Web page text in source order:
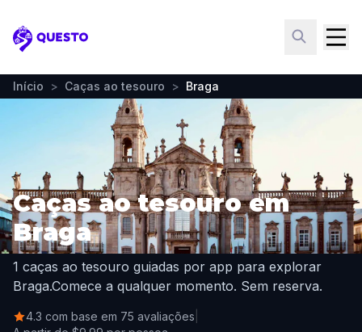
Questo
Início > Caças ao tesouro > Braga
Caças ao tesouro em
Braga
1 caças ao tesouro guiadas por app para explorar
Braga.Comece a qualquer momento. Sem reserva.
4.3 com base em 75 avaliações